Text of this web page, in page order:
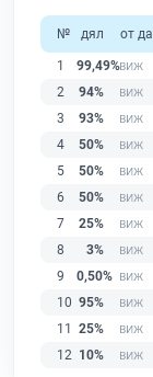
№ дял от
1
99,49%
2
94%
3
93%
4
50%
5
50%
6
50%
7
25%
8
3%
9
0,50%
10 95%
11 25%
12 10%